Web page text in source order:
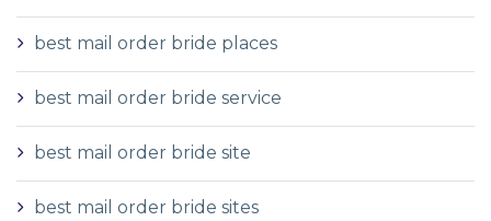
best mail order bride places
best mail order bride service
best mail order bride site
best mail order bride sites